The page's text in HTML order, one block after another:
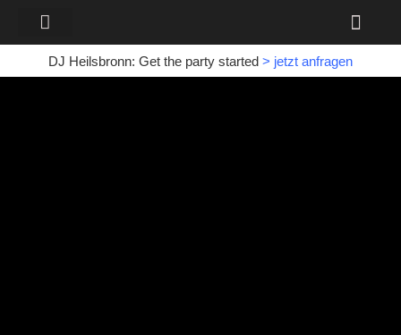
DJ Heilsbronn: Get the party started > jetzt anfragen